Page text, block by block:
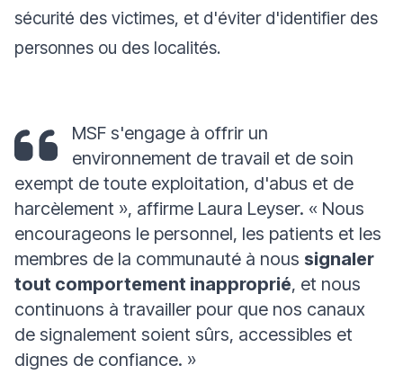
sécurité des victimes, et d'éviter d'identifier des
personnes ou des localités.
MSF s'engage à offrir un
environnement de travail et de soin
exempt de toute exploitation, d'abus et de
harcèlement », affirme Laura Leyser. « Nous
encourageons le personnel, les patients et les
membres de la communauté à nous signaler
tout comportement inapproprié, et nous
continuons à travailler pour que nos canaux
de signalement soient sûrs, accessibles et
dignes de confiance. »